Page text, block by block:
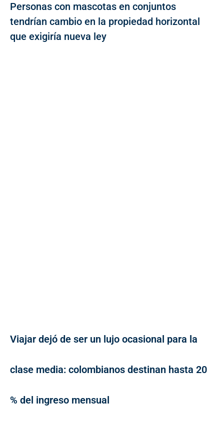
Personas con mascotas en conjuntos
tendrían cambio en la propiedad horizontal
que exigiría nueva ley
Viajar dejó de ser un lujo ocasional para la
clase media: colombianos destinan hasta 20
% del ingreso mensual